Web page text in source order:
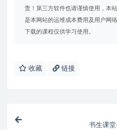
责！第三方软件也请谨慎使用，本
是本网站的运维成本费用及用户网
下载的课程仅供学习使用。
收藏 链接
书生课